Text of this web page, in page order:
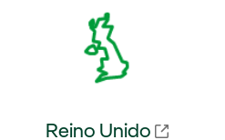
Reino Unido